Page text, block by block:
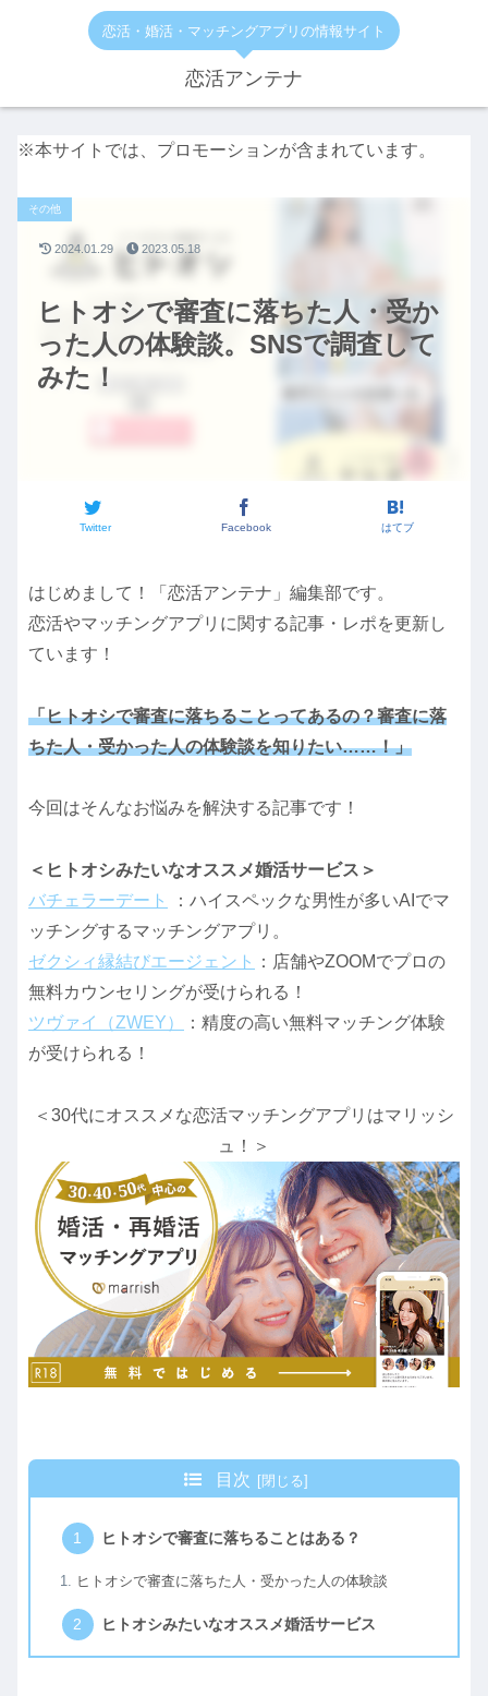
恋活・婚活・マッチングアプリの情報サイト
恋活アンテナ
※本サイトでは、プロモーションが含まれています。
ヒトオシで審査に落ちた人・受か
った人の体験談。SNSで調査して
みた！
その他
Twitter Facebook はてブ
2024.01.29 2023.05.18
はじめまして！「恋活アンテナ」編集部です。
恋活やマッチングアプリに関する記事・レポを更新し
ています！
「ヒトオシで審査に落ちることってあるの？審査に落
ちた人・受かった人の体験談を知りたい……！」
今回はそんなお悩みを解決する記事です！
＜ヒトオシみたいなオススメ婚活サービス＞
バチェラーデート
：ハイスペックな男性が多いAIでマ
ッチングするマッチングアプリ。
ゼクシィ縁結びエージェント
：店舗やZOOMでプロの
無料カウンセリングが受けられる！
ツヴァイ（ZWEY）
：精度の高い無料マッチング体験
が受けられる！
＜30代にオススメな恋活マッチングアプリはマリッシ
ュ！＞
目次
ヒトオシで審査に落ちることはある？
ヒトオシで審査に落ちた人・受かった人の体験談
ヒトオシみたいなオススメ婚活サービス